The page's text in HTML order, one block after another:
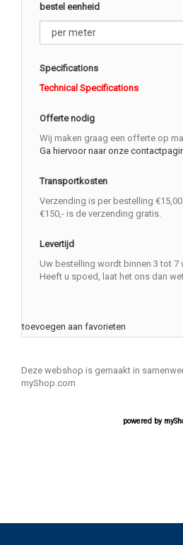
bestel eenheid
Specifications
Technical Specifications
Offerte nodig
Wij maken graag een offerte op
Ga hiervoor naar onze
Transportkosten
Verzending is per bestelling
€150,- is de verzending gratis.
Levertijd
Uw bestelling wordt binnen 3 tot 7
Heeft u spoed, laat het ons dan
toevoegen aan favorieten
Deze webshop is gemaakt in
myShop.com
powered by